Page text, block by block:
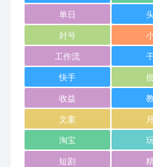
单日
封号
工作流
快手
收益
文案
淘宝
短剧